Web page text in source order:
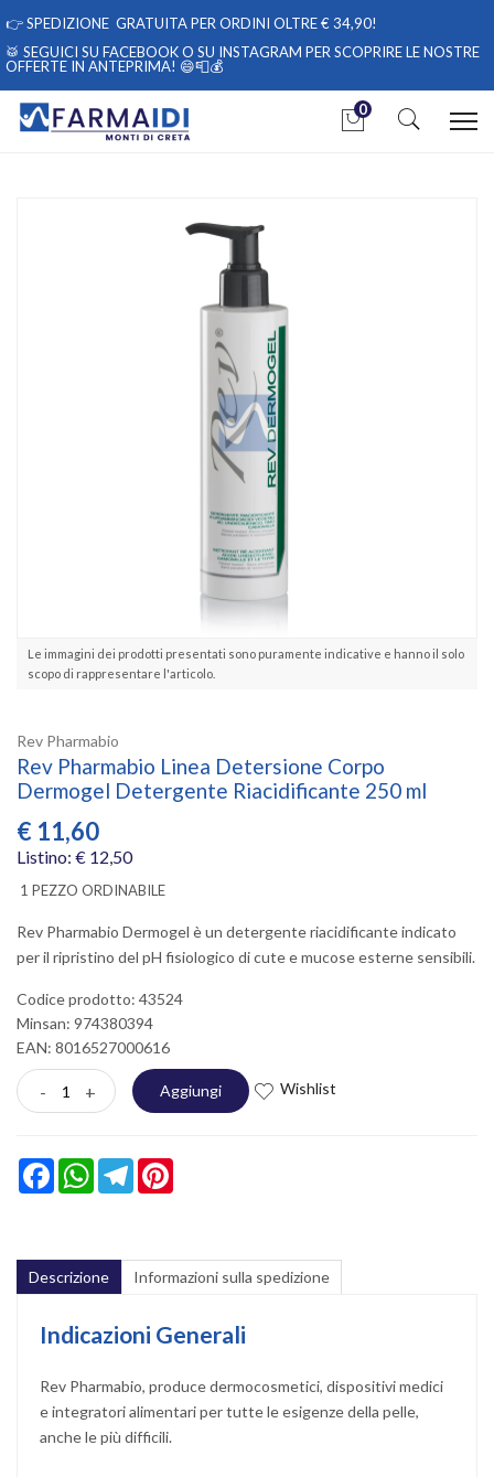
👉SPEDIZIONE GRATUITA PER ORDINI OLTRE € 34,90!
🥁 SEGUICI SU FACEBOOKO SU INSTAGRAM PER SCOPRIRE LE NOSTRE
OFFERTE IN ANTEPRIMA! 😄📮💰
0
Riacidificante 250 ml
Le immagini dei prodotti presentati sono puramente indicative e hanno il solo
scopo di rappresentare l'articolo.
Rev Pharmabio
Rev Pharmabio Linea Detersione Corpo
Dermogel Detergente Riacidificante 250 ml
€ 11,60
Listino: € 12,50
1 PEZZO ORDINABILE
Rev Pharmabio Dermogel è un detergente riacidificante indicato
per il ripristino del pH fisiologico di cute e mucose esterne sensibili.
Codice prodotto: 43524
Minsan: 974380394
EAN: 8016527000616
- + Aggiungi Wishlist
FacebookWhatsAppTelegram
Descrizione Informazioni sulla spedizione
Indicazioni Generali
Rev Pharmabio, produce dermocosmetici, dispositivi medici
e integratori alimentari per tutte le esigenze della pelle,
anche le più difficili.